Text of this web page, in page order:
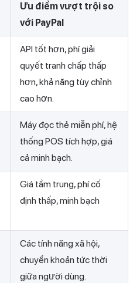
Ưu điểm vượt trội so
với PayPal
API tốt hơn, phí giải
quyết tranh chấp thấp
hơn, khả năng tùy chỉnh
cao hơn.
Máy đọc thẻ miễn phí, hệ
thống POS tích hợp, giá
cả minh bạch.
Giá tầm trung, phí cố
định thấp, minh bạch
Các tính năng xã hội,
chuyển khoản tức thời
giữa người dùng.